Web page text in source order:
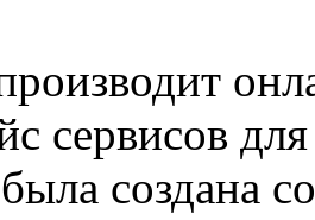
сервисов
создана